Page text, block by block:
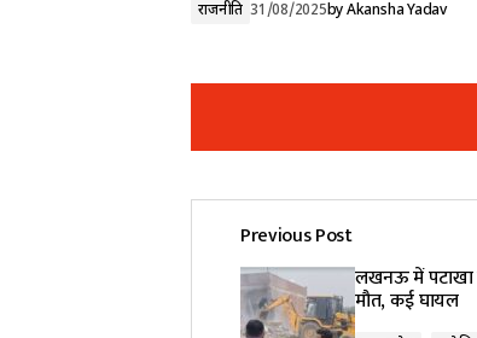
राजनीति 31/08/2025byAkansha Yadav
Your email address will
Previous Post
लखनऊ में पटाखा
मौत, कई घायल